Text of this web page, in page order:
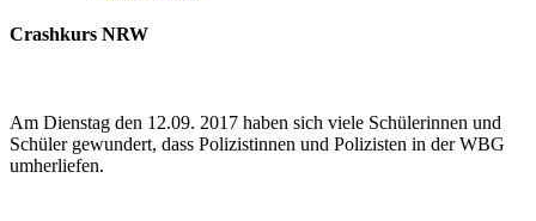
Crashkurs NRW
Am Dienstag den 12.09. 2017 haben sich viele Schülerinnen und
Schüler gewundert, dass Polizistinnen und Polizisten in der WBG
umherliefen.